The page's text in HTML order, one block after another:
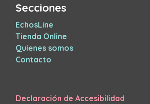
Secciones
EchosLine
Tienda Online
Quienes somos
Contacto
Declaración de Accesibilidad